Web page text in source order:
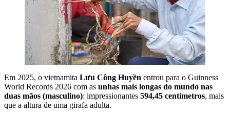
Em 2025, o vietnamita Lưu Công Huyền entrou para o Guinness
World Records 2026 com as unhas mais longas do mundo nas
duas mãos (masculino): impressionantes 594,45 centímetros, mais
que a altura de uma girafa adulta.